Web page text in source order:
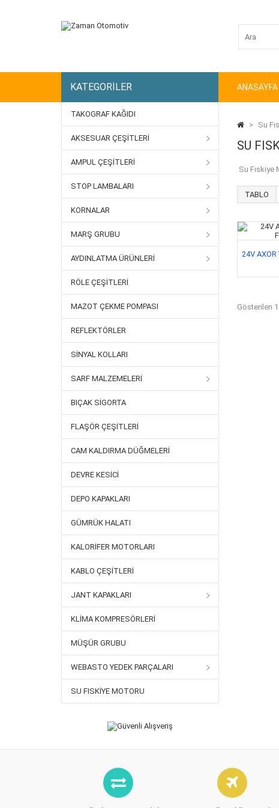
ANASAYFA
KATEGORILER
TAKOGRAF KAĞIDI
AKSESUAR ÇEŞITLERI
AMPUL ÇEŞITLERI
STOP LAMBALARI
KORNALAR
MARŞ GRUBU
AYDINLATMA ÜRÜNLERI
RÖLE ÇEŞITLERI
MAZOT ÇEKME POMPASI
REFLEKTÖRLER
SINYAL KOLLARI
SARF MALZEMELERI
BIÇAK SIGORTA
FLAŞÖR ÇEŞITLERI
CAM KALDIRMA DÜĞMELERI
DEVRE KESICI
DEPO KAPAKLARI
GÜMRÜK HALATI
KALORIFER MOTORLARI
KABLO ÇEŞITLERI
JANT KAPAKLARI
KLIMA KOMPRESÖRLERI
MÜŞÜR GRUBU
WEBASTO YEDEK PARÇALARI
SU FISKIYE MOTORU
> Su
SU
Su Fıskiye
TABLO
24V AXOR
Gösterilen